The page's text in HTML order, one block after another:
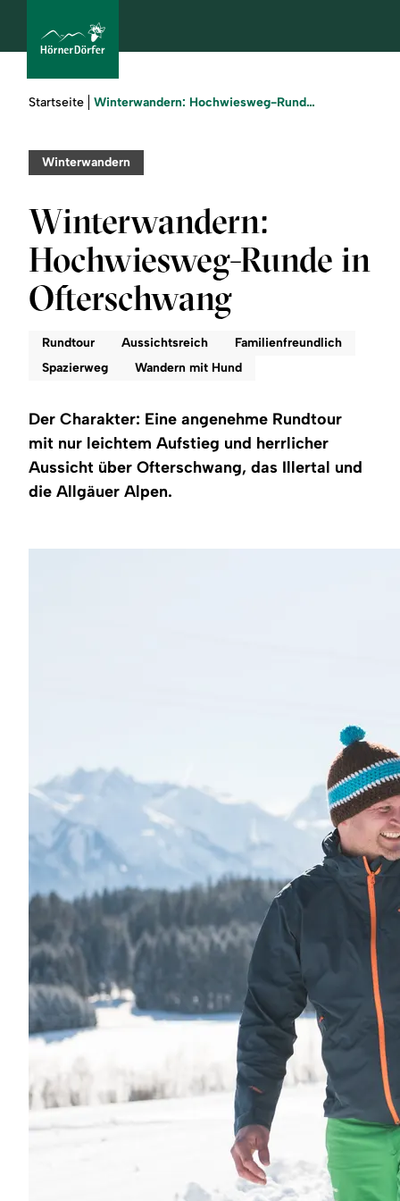
Urlaub
buchen
Sommer
Winter
Region
Service
Sie
Startseite Winterwandern: Hochwiesweg-Runde in Ofterschwang
Winterwandern
Winterwandern:
Hochwiesweg-Runde in
Ofterschwang
Rundtour Aussichtsreich
Familienfreundlich
Spazierweg
Wandern mit Hund
Der Charakter: Eine angenehme Rundtour
mit nur leichtem Aufstieg und herrlicher
Aussicht über Ofterschwang, das Illertal und
die Allgäuer Alpen.